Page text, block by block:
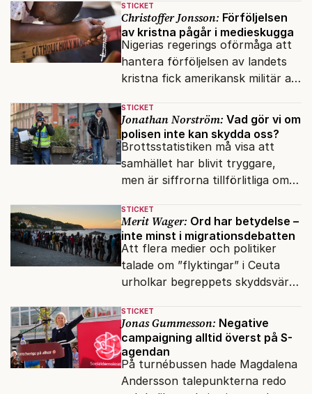
inifrån?
STICKET
Christoffer Jonsson: Förföljelsen
av kristna pågår i medieskugga
Nigerias regerings oförmåga att
hantera förföljelsen av landets
kristna fick amerikansk militär att
milisen.
STICKET
Jonathan Norström: Vad gör vi om
polisen inte kan skydda oss?
Brottsstatistiken må visa att
samhället har blivit tryggare,
men är siffrorna tillförlitliga om
anmäla brott?
STICKET
Merit Wager: Ord har betydelse –
inte minst i migrationsdebatten
Att flera medier och politiker
talade om ”flyktingar” i Ceuta
urholkar begreppets skyddsvärde
och förföljelse.
STICKET
Jonas Gummesson: Negative
campaigning alltid överst på S-
agendan
På turnébussen hade Magdalena
Andersson talepunkterna redo